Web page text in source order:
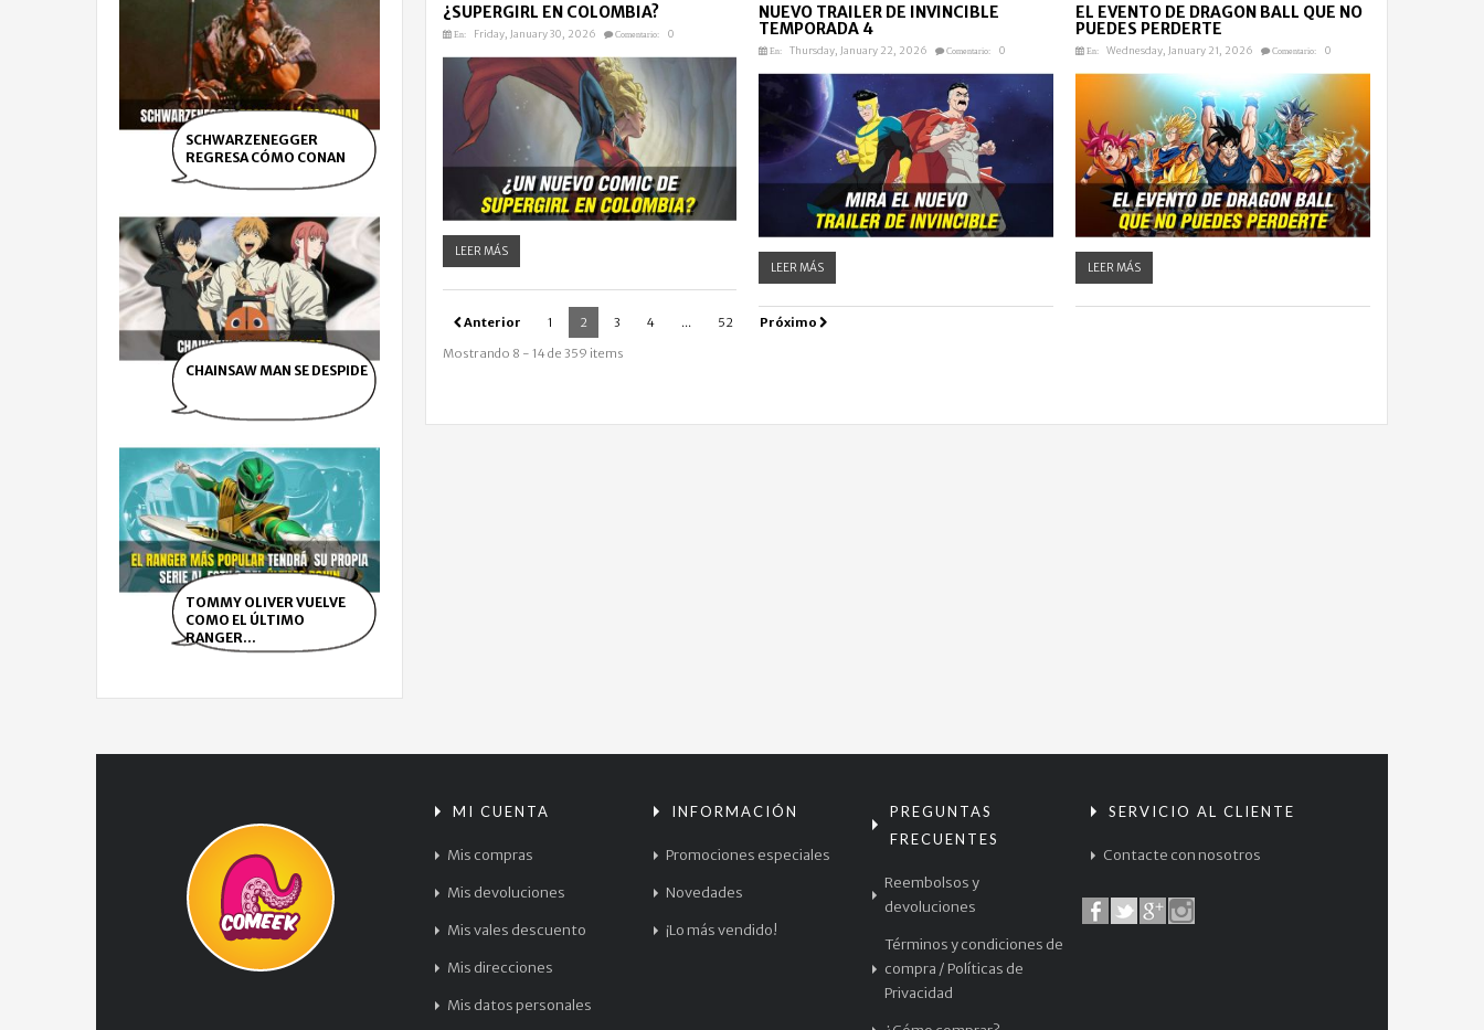
SCHWARZENEGGER
REGRESA CÓMO CONAN
CHAINSAW MAN SE DESPIDE
TOMMY OLIVER VUELVE
COMO EL ÚLTIMO
RANGER...
¿SUPERGIRL EN COLOMBIA?
En: Friday, January 30, 2026 Comentario: 0
LEER MÁS
NUEVO TRAILER DE INVINCIBLE
TEMPORADA 4
En: Thursday, January 22, 2026 Comentario: 0
LEER MÁS
EL EVENTO DE DRAGON BALL QUE NO
PUEDES PERDERTE
En: Wednesday, January 21, 2026 Comentario: 0
LEER MÁS
Anterior 1 2 3 4 ... 52
Próximo
Mostrando 8 - 14 de 359 items
MI CUENTA
Mis compras
Mis devoluciones
Mis vales descuento
Mis direcciones
Mis datos personales
INFORMACIÓN
Promociones especiales
Novedades
¡Lo más vendido!
PREGUNTAS
FRECUENTES
Reembolsos y
devoluciones
Términos y condiciones de
compra / Políticas de
Privacidad
SERVICIO AL CLIENTE
Contacte con nosotros